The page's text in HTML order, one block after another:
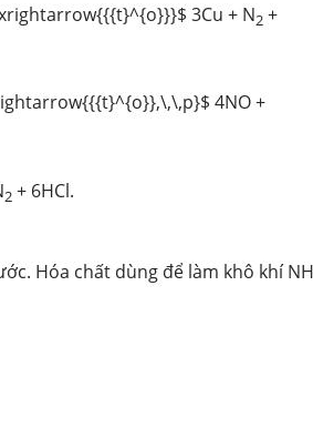
3Cu + N2 +
4NO +
2 + 6HCl.
Hóa chất dùng để làm khô khí NH